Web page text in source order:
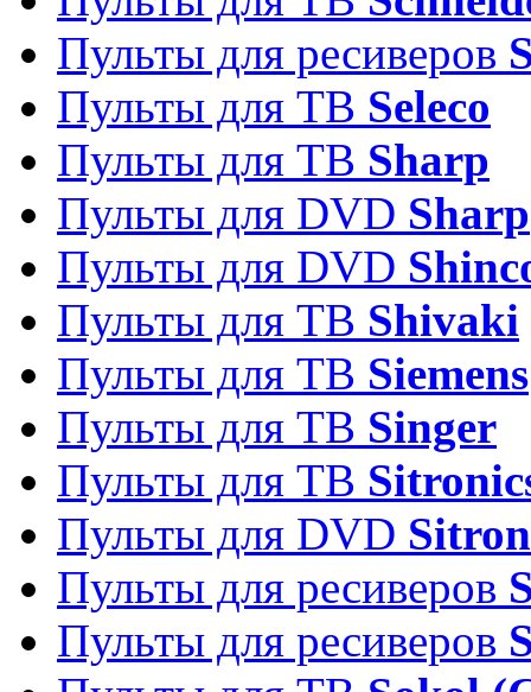
Пульты для ресиверов
Пульты для ТВ Seleco
Пульты для ТВ Sharp
Пульты для DVD Sharp
Пульты для DVD
Пульты для ТВ Shivaki
Пульты для ТВ Siemens
Пульты для ТВ Singer
Пульты для ТВ
Пульты для DVD
Пульты для ресиверов
Пульты для ресиверов